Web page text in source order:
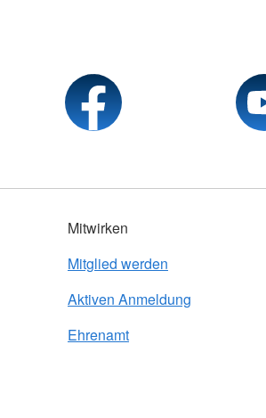
Mitwirken
Mitglied werden
Aktiven Anmeldung
Ehrenamt